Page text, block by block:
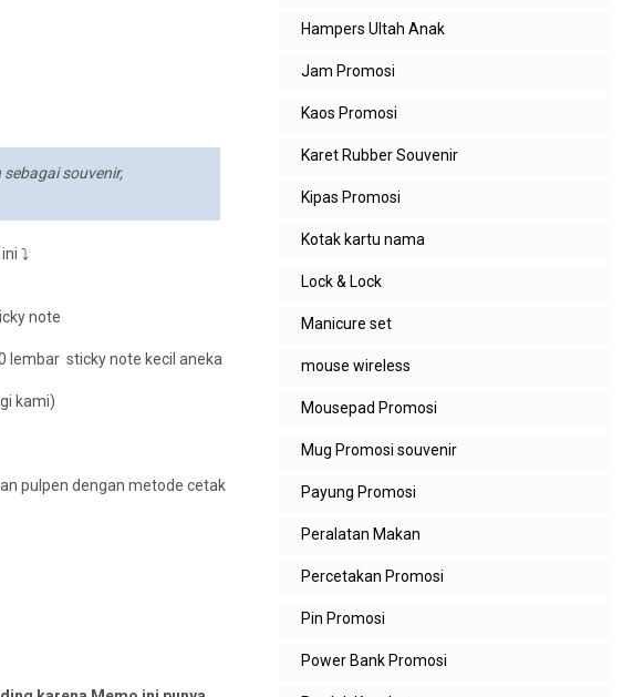
souvenir,
⤵️
note
lembar sticky note kecil aneka
kami)
pulpen dengan metode cetak
Hampers Ultah Anak
Jam Promosi
Kaos Promosi
Karet Rubber Souvenir
Kipas Promosi
Kotak kartu nama
Lock & Lock
Manicure set
mouse wireless
Mousepad Promosi
Mug Promosi souvenir
Payung Promosi
Peralatan Makan
Percetakan Promosi
Pin Promosi
Power Bank Promosi